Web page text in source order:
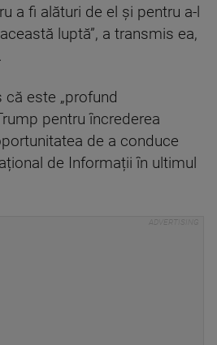
a fi alături de el și pentru a-l
luptă”, a transmis ea,
este „profund
pentru încrederea
de a conduce
de Informații în ultimul